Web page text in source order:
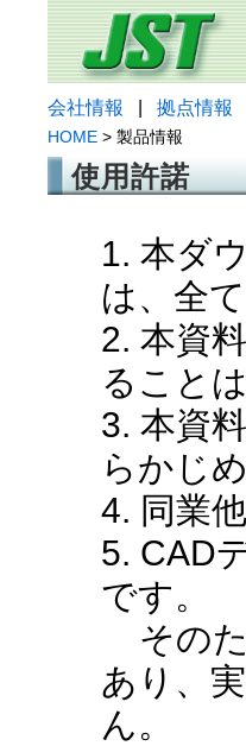
会社情報 拠点情報
HOME > 製品情報
使用許諾
1. 本ダ
は、全
2. 本資
ること
3. 本資
らかじ
4. 同業
5. CAD
です。
そのた
あり、
ん。